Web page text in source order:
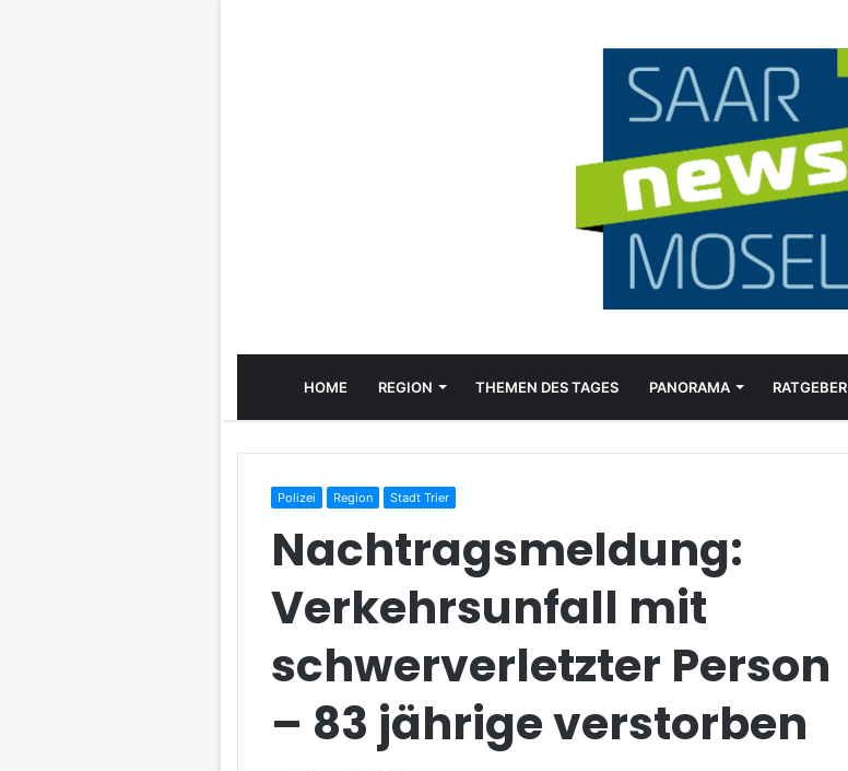
HOME REGION THEMEN DES TAGES PANORAMA RATGEBER
Polizei Region Stadt Trier
Nachtragsmeldung:
Verkehrsunfall mit
schwerverletzter Person
– 83 jährige verstorben